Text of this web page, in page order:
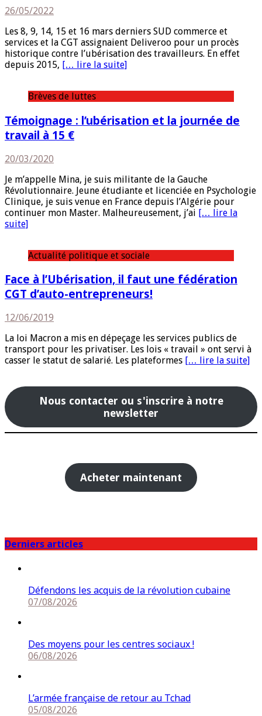
26/05/2022
Les 8, 9, 14, 15 et 16 mars derniers SUD commerce et
services et la CGT assignaient Deliveroo pour un procès
historique contre l’ubérisation des travailleurs. En effet
depuis 2015, [… lire la suite]
Brèves de luttes
Témoignage : l’ubérisation et la journée de
travail à 15 €
20/03/2020
Je m’appelle Mina, je suis militante de la Gauche
Révolutionnaire. Jeune étudiante et licenciée en Psychologie
Clinique, je suis venue en France depuis l’Algérie pour
continuer mon Master. Malheureusement, j’ai [… lire la
suite]
Actualité politique et sociale
Face à l’Ubérisation, il faut une fédération
CGT d’auto-entrepreneurs!
12/06/2019
La loi Macron a mis en dépeçage les services publics de
transport pour les privatiser. Les lois « travail » ont servi à
casser le statut de salarié. Les plateformes [… lire la suite]
Nous contacter ou s'inscrire à notre
newsletter
Acheter maintenant
Derniers articles
Défendons les acquis de la révolution cubaine
07/08/2026
Des moyens pour les centres sociaux !
06/08/2026
L’armée française de retour au Tchad
05/08/2026